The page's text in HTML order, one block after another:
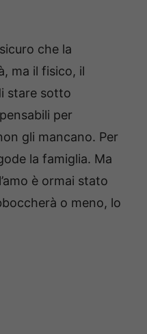
che la
ma il fisico, il
stare sotto
per
gli mancano. Per
la famiglia. Ma
è ormai stato
o meno, lo